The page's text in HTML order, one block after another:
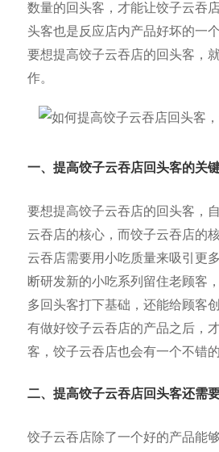
数量的回头客，才能让饺子云吞
头客也是反应店内产品好坏的一
要想提高饺子云吞店的回头客，
作。
一、提高饺子云吞店回头客的关
要想提高饺子云吞店的回头客，
云吞店的核心，而饺子云吞店的
云吞店需要用小吃质量来吸引更
断研发新的小吃系列留住老顾客
多回头客打下基础，还能给顾客
有做好饺子云吞店的产品之后，
客，饺子云吞店也会有一个不错的
二、提高饺子云吞店回头客还需
饺子云吞店除了一个好的产品能